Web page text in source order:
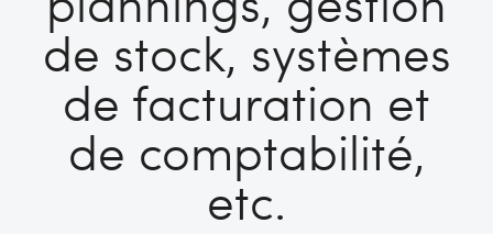
de stock, systèmes
de facturation et
de comptabilité,
etc.